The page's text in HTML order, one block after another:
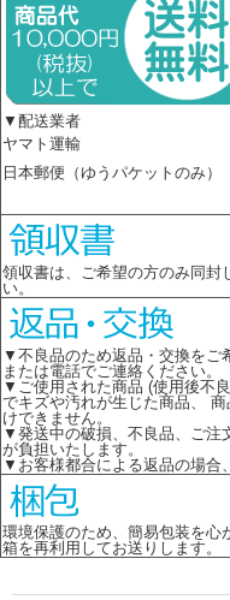
▼配送業者
ヤマト運輸
日本郵便（ゆうパケットのみ）
領収書は、ご希望の方のみ同封
い。
▼不良品のため返品・交換を
または電話でご連絡ください。
▼ご使用された商品 (使用後不
でキズや汚れが生じた商品、
けできません。
▼発送中の破損、不良品、ご注
が負担いたします。
▼お客様都合による返品の場合
環境保護のため、簡易包装を心
箱を再利用してお送りします。